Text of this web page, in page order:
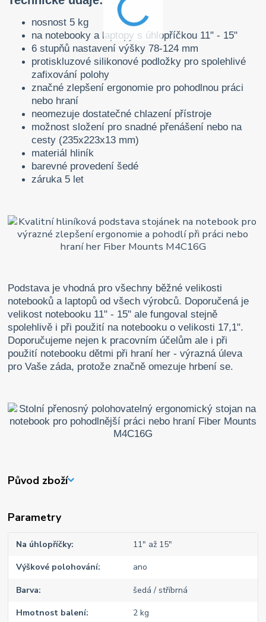
nosnost 5 kg
na notebooky a laptopy s úhlopříčkou 11" - 15"
6 stupňů nastavení výšky 78-124 mm
protiskluzové silikonové podložky pro spolehlivé
zafixování polohy
značné zlepšení ergonomie pro pohodlnou práci
nebo hraní
neomezuje dostatečné chlazení přístroje
možnost složení pro snadné přenášení nebo na
cesty (235x223x13 mm)
materiál hliník
barevné provedení šedé
záruka 5 let
Podstava je vhodná pro všechny běžné velikosti
notebooků a laptopů od všech výrobců. Doporučená je
velikost notebooku 11" - 15" ale fungoval stejně
spolehlivě i při použití na notebooku o velikosti 17,1".
Doporučujeme nejen k pracovním účelům ale i při
použití notebooku dětmi při hraní her - výrazná úleva
pro Vaše záda, protože značně omezuje hrbení se.
Původ zboží
Parametry
Na úhlopříčky 11" až 15"
Výškové polohování ano
Barva šedá / stříbrná
Hmotnost balení 2 kg